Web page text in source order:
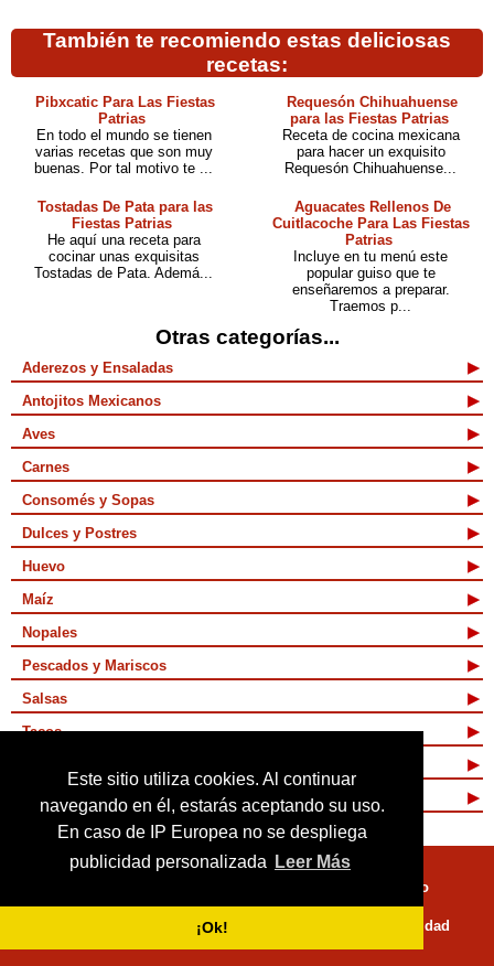
Este sitio utiliza cookies. Al continuar
navegando en él, estarás aceptando su uso.
En caso de IP Europea no se despliega
publicidad personalizada
Leer Más
¡Ok!
También te recomiendo estas deliciosas
recetas:
Pibxcatic Para Las Fiestas
Patrias
En todo el mundo se tienen
varias recetas que son muy
buenas. Por tal motivo te ...
Requesón Chihuahuense
para las Fiestas Patrias
Receta de cocina mexicana
para hacer un exquisito
Requesón Chihuahuense...
Tostadas De Pata para las
Fiestas Patrias
He aquí una receta para
cocinar unas exquisitas
Tostadas de Pata. Ademá...
Aguacates Rellenos De
Cuitlacoche Para Las Fiestas
Patrias
Incluye en tu menú este
popular guiso que te
enseñaremos a preparar.
Traemos p...
Otras categorías...
Aderezos y Ensaladas
Antojitos Mexicanos
Aves
Carnes
Consomés y Sopas
Dulces y Postres
Huevo
Maíz
Nopales
Pescados y Mariscos
Salsas
Tacos
Vegetarianas
Términos de Uso
Políticas de Privacidad